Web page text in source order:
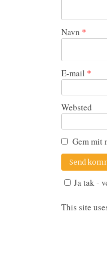
Navn *
E-mail *
Websted
Gem mit
Ja tak -
This site